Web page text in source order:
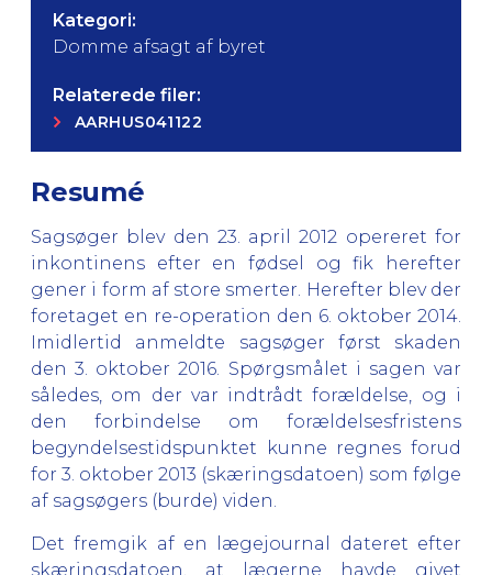
Kategori:
Domme afsagt af byret
Relaterede filer:
AARHUS041122
Resumé
Sagsøger blev den 23. april 2012 opereret for
inkontinens efter en fødsel og fik herefter
gener i form af store smerter. Herefter blev der
foretaget en re-operation den 6. oktober 2014.
Imidlertid anmeldte sagsøger først skaden
den 3. oktober 2016. Spørgsmålet i sagen var
således, om der var indtrådt forældelse, og i
den forbindelse om forældelsesfristens
begyndelsestidspunktet kunne regnes forud
for 3. oktober 2013 (skæringsdatoen) som følge
af sagsøgers (burde) viden.
Det fremgik af en lægejournal dateret efter
skæringsdatoen, at lægerne havde givet